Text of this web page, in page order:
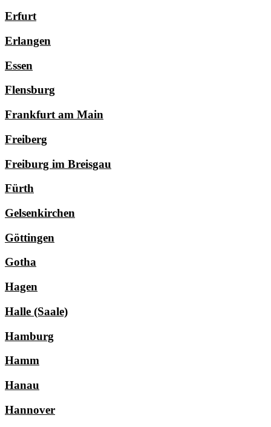
Erfurt
Erlangen
Essen
Flensburg
Frankfurt am Main
Freiberg
Freiburg im Breisgau
Fürth
Gelsenkirchen
Göttingen
Gotha
Hagen
Halle (Saale)
Hamburg
Hamm
Hanau
Hannover